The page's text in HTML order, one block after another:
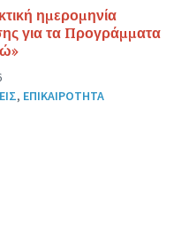
ημερομηνία
για τα Προγράμματα
, ΕΠΙΚΑΙΡΟΤΗΤΑ